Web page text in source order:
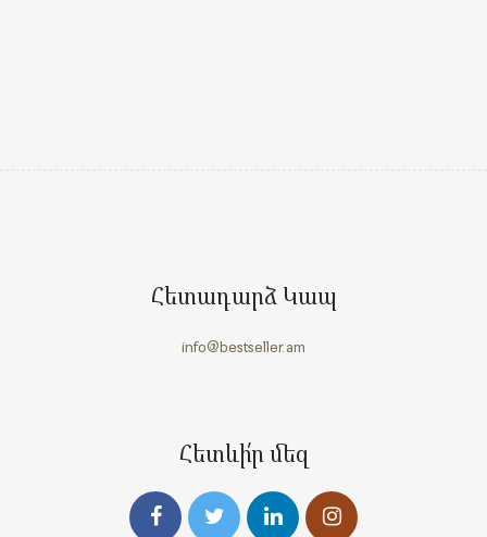
Հետադարձ Կապ
info@bestseller.am
Հետևի՛ր մեզ